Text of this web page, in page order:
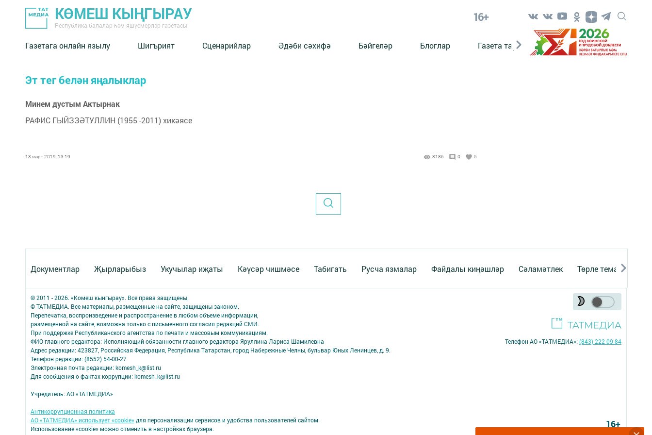
КӨМЕШ КЫҢГЫРАУ
Республика балалар һәм яшүсмерләр газетасы
16+
Газетага онлайн язылу Шигърият Сценарийлар Әдәби сәхифә Бәйгеләр Блоглар Газета тарихы Әкият Әкият
Эт тег белән яңалыклар
Минем дустым Актырнак
РАФИС ГЫЙЗЗӘТУЛЛИН (1955 -2011) хикәясе
13 март 2019, 13:19 3186 0 5
Документлар Җырларыбыз Укучылар иҗаты Кәүсәр чишмәсе Табигать Русча язмалар Файдалы киңәшләр Сәламәтлек Төрле темалар
© 2011 - 2026. «Комеш кынгырау». Все права защищены.
© ТАТМЕДИА. Все материалы, размещенные на сайте, защищены законом.
Перепечатка, воспроизведение и распространение в любом объеме информации,
размещенной на сайте, возможна только с письменного согласия редакций СМИ.
При поддержке Республиканского агентства по печати и массовым коммуникациям.
ФИО главного редактора: Исполняющий обязанности главного редактора Яруллина Лариса Шамилевна
Адрес редакции: 423827, Российская Федерация, Республика Татарстан, город Набережные Челны, бульвар Юных Ленинцев, д. 9.
Телефон редакции: (8552) 54-00-27
Электронная почта редакции: komesh_k@list.ru
Для сообщения о фактах коррупции: komesh_k@list.ru
Учредитель: АО «ТАТМЕДИА»
Антикоррупционная политика
АО «ТАТМЕДИА» использует «cookie» для персонализации сервисов и удобства пользователей сайтом.
Использование «cookie» можно отменить в настройках браузера.
Телефон АО «ТАТМЕДИА»:(843) 222 09 84
16+